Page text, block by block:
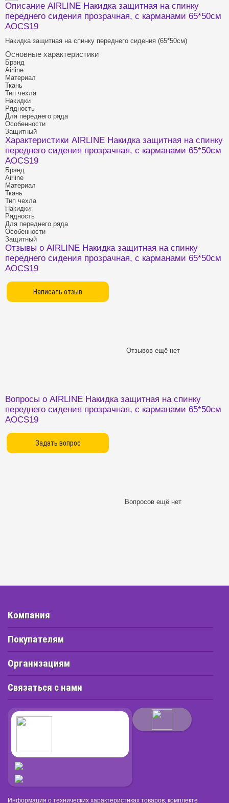
Описание AIRLINE Накидка защитная на спинку
переднего сидения прозрачная, с карманами 65*50см
AOCS19
Накидка защитная на спинку переднего сидения (65*50см)
Основные характеристики
Брэнд
Airline
Материал
Ткань
Тип чехла
Накидки
Рядность
Для переднего ряда
Особенности
Защитный
Характеристики AIRLINE Накидка защитная на спинку
переднего сидения прозрачная, с карманами 65*50см
AOCS19
Брэнд
Airline
Материал
Ткань
Тип чехла
Накидки
Рядность
Для переднего ряда
Особенности
Защитный
Отзывы о AIRLINE Накидка защитная на спинку
переднего сидения прозрачная, с карманами 65*50см
AOCS19
Отзывов ещё нет
Вопросы о AIRLINE Накидка защитная на спинку
переднего сидения прозрачная, с карманами 65*50см
AOCS19
Вопросов ещё нет
Компания
Покупателям
Организациям
Связаться с нами
Информация о технических характеристиках товаров, комплекте